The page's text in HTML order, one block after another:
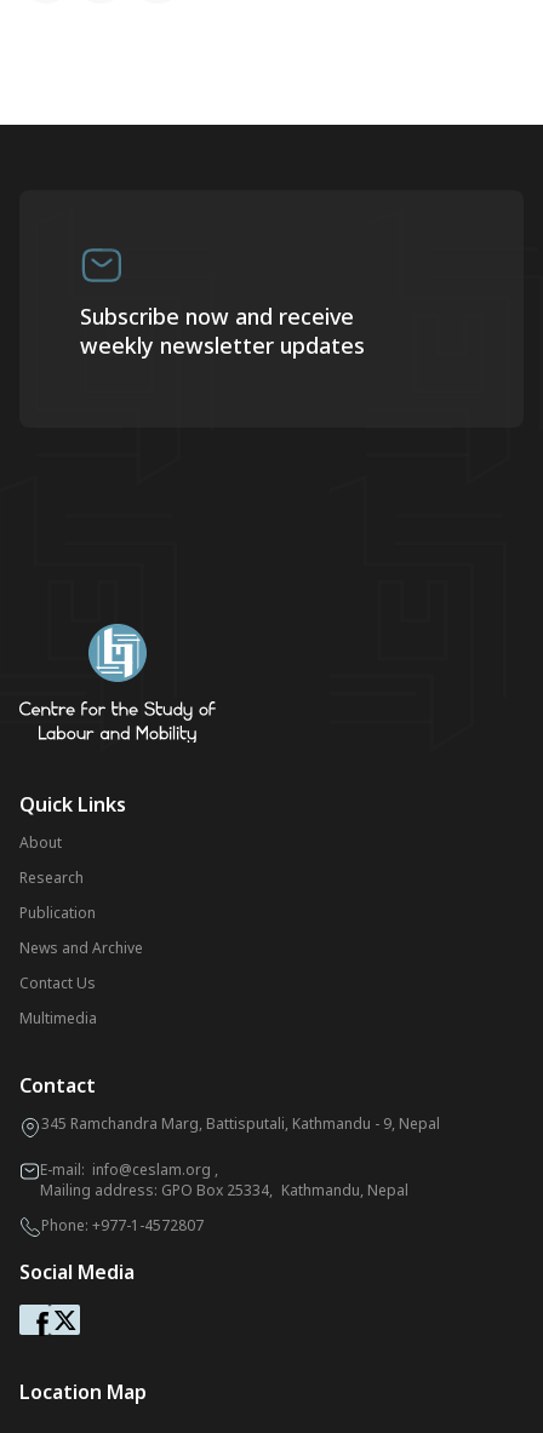
Subscribe now and receive
weekly newsletter updates
Quick Links
About
Research
Publication
News and Archive
Contact Us
Multimedia
Contact
345 Ramchandra Marg, Battisputali, Kathmandu - 9, Nepal
E-mail: info@ceslam.org ,
Mailing address: GPO Box 25334, Kathmandu, Nepal
Phone: +977-1-4572807
Social Media
Location Map